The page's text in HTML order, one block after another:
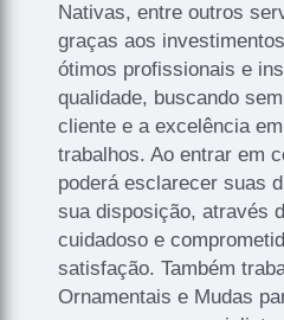
Nativas, entre outros
graças aos
ótimos profissionais e
qualidade, buscando
cliente e a excelência
trabalhos. Ao entrar em
poderá esclarecer suas
sua disposição, através
cuidadoso e
satisfação. Também
Ornamentais e Mudas